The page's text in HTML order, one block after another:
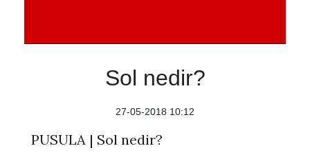
Sol nedir?
27-05-2018 10:12
PUSULA | Sol nedir?